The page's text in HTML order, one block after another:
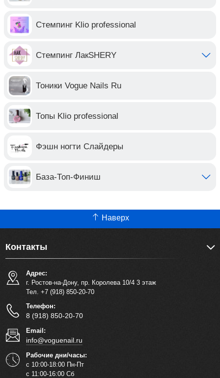
Стемпинг Klio professional
Стемпинг ЛакSHERY
Тоники Vogue Nails Ru
Топы Klio professional
Фэшн ногти Слайдеры
База-Топ-Финиш
Наверх
Контакты
Адрес:
г. Ростов-на-Дону, пр. Королева 10/4 3 этаж
Тел. +7 (918) 850-20-70
Телефон:
8 (918) 850-20-70
Email:
info@voguenail.ru
Рабочие дни/часы:
с 10:00-18:00 Пн-Пт
с 11:00-16:00 Сб